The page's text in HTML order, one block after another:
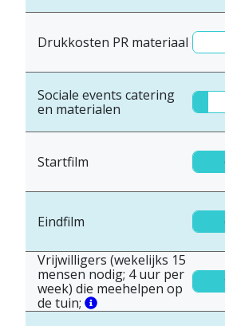
Drukkosten PR materiaal
Sociale events catering
en materialen
Startfilm
Eindfilm
Vrijwilligers (wekelijks 15
mensen nodig; 4 uur per
week) die meehelpen op
de tuin;